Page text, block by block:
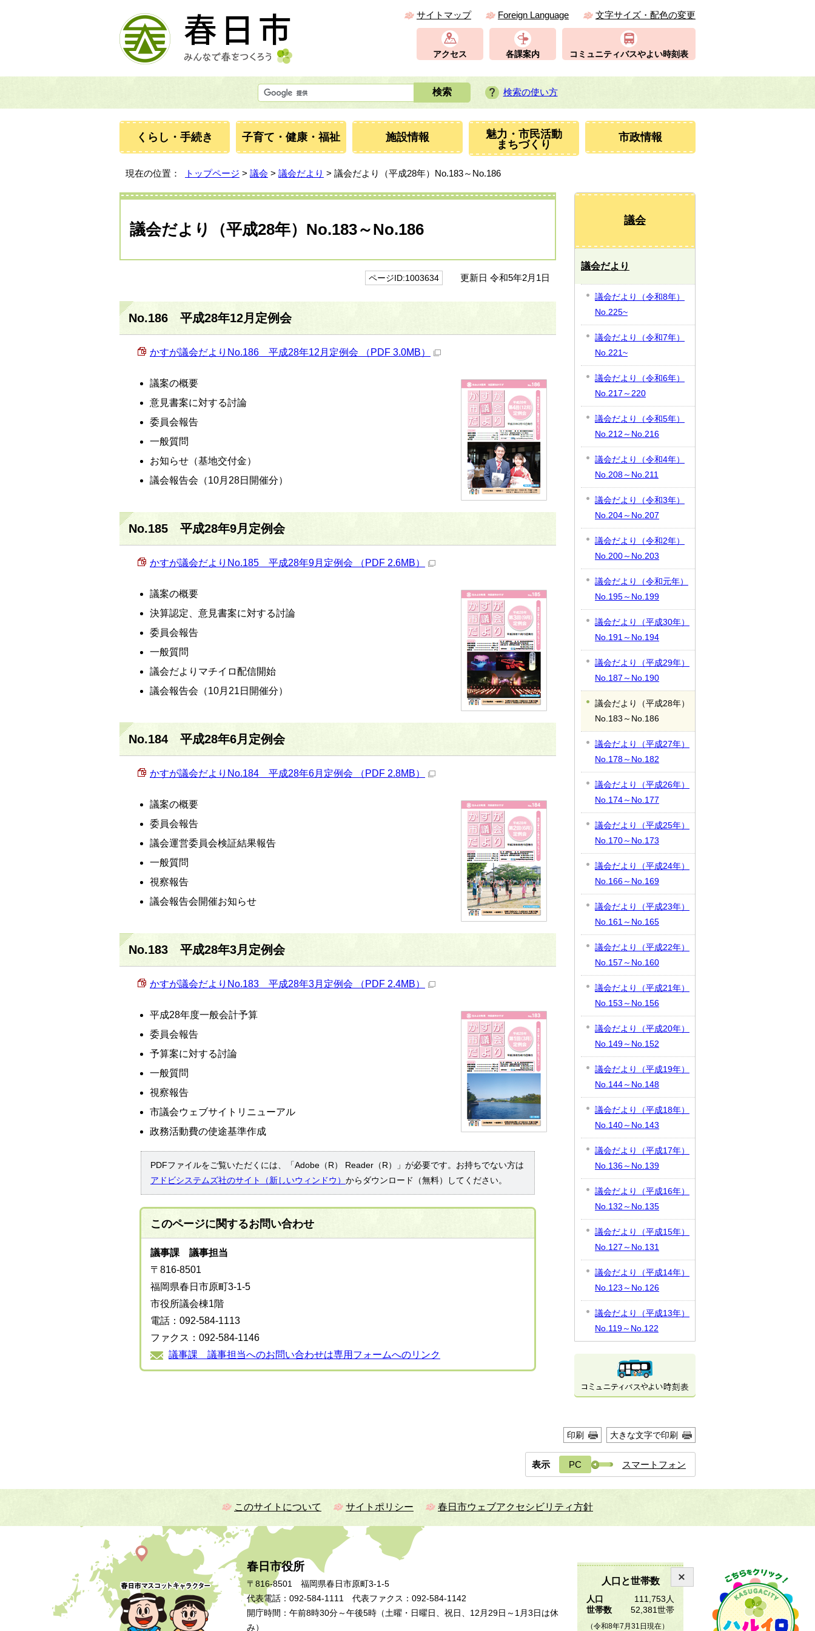
サイトマップ Foreign Language 文字サイズ・配色の変更
アクセス 各課案内 コミュニティバスやよい時刻表
検索の使い方
くらし・手続き 子育て・健康・福祉 施設情報
魅力・市民活動
まちづくり
市政情報
現在の位置： トップページ > 議会 > 議会だより > 議会だより（平成28年）No.183～No.186
議会だより（平成28年）No.183～No.186
ページID:1003634 更新日 令和5年2月1日
No.186 平成28年12月定例会
かすが議会だよりNo.186 平成28年12月定例会 （PDF 3.0MB）
議案の概要
意見書案に対する討論
委員会報告
一般質問
お知らせ（基地交付金）
議会報告会（10月28日開催分）
No.185 平成28年9月定例会
かすが議会だよりNo.185 平成28年9月定例会 （PDF 2.6MB）
議案の概要
決算認定、意見書案に対する討論
委員会報告
一般質問
議会だよりマチイロ配信開始
議会報告会（10月21日開催分）
No.184 平成28年6月定例会
かすが議会だよりNo.184 平成28年6月定例会 （PDF 2.8MB）
議案の概要
委員会報告
議会運営委員会検証結果報告
一般質問
視察報告
議会報告会開催お知らせ
No.183 平成28年3月定例会
かすが議会だよりNo.183 平成28年3月定例会 （PDF 2.4MB）
平成28年度一般会計予算
委員会報告
予算案に対する討論
一般質問
視察報告
市議会ウェブサイトリニューアル
政務活動費の使途基準作成
PDFファイルをご覧いただくには、「Adobe（R） Reader（R）」が必要です。お持ちでない方は
アドビシステムズ社のサイト（新しいウィンドウ） からダウンロード（無料）してください。
このページに関するお問い合わせ
議事課 議事担当
〒816-8501
福岡県春日市原町3-1-5
市役所議会棟1階
電話：092-584-1113
ファクス：092-584-1146
議事課 議事担当へのお問い合わせは専用フォームへのリンク
議会
議会だより
議会だより（令和8年）
No.225~
議会だより（令和7年）
No.221~
議会だより（令和6年）
No.217～220
議会だより（令和5年）
No.212～No.216
議会だより（令和4年）
No.208～No.211
議会だより（令和3年）
No.204～No.207
議会だより（令和2年）
No.200～No.203
議会だより（令和元年）
No.195～No.199
議会だより（平成30年）
No.191～No.194
議会だより（平成29年）
No.187～No.190
議会だより（平成28年）
No.183～No.186
議会だより（平成27年）
No.178～No.182
議会だより（平成26年）
No.174～No.177
議会だより（平成25年）
No.170～No.173
議会だより（平成24年）
No.166～No.169
議会だより（平成23年）
No.161～No.165
議会だより（平成22年）
No.157～No.160
議会だより（平成21年）
No.153～No.156
議会だより（平成20年）
No.149～No.152
議会だより（平成19年）
No.144～No.148
議会だより（平成18年）
No.140～No.143
議会だより（平成17年）
No.136～No.139
議会だより（平成16年）
No.132～No.135
議会だより（平成15年）
No.127～No.131
議会だより（平成14年）
No.123～No.126
議会だより（平成13年）
No.119～No.122
印刷 大きな文字で印刷
表示 PC スマートフォン
このサイトについて サイトポリシー 春日市ウェブアクセシビリティ方針
人口と世帯数
人口
111,753人
世帯数
52,381世帯
（令和8年7月31日現在）
春日市役所
〒816-8501 福岡県春日市原町3-1-5
代表電話：092-584-1111 代表ファクス：092-584-1142
開庁時間：午前8時30分～午後5時（土曜・日曜日、祝日、12月29日～1月3日は休
み）